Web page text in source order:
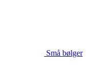
Små bølger